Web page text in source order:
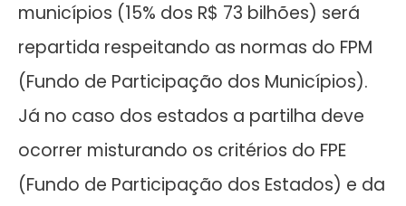
municípios (15% dos R$ 73 bilhões) será
repartida respeitando as normas do FPM
(Fundo de Participação dos Municípios).
Já no caso dos estados a partilha deve
ocorrer misturando os critérios do FPE
(Fundo de Participação dos Estados) e da